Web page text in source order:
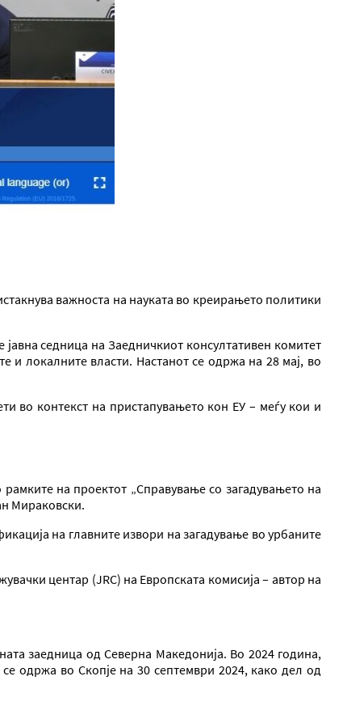
важноста на науката во креирањето политики
седница на Заедничкиот консултативен комитет
и локалните власти. Настанот се одржа на 28 мај, во
во контекст на пристапувањето кон ЕУ – меѓу кои и
на проектот „Справување со загадувањето на
Мираковски.
на главните извори на загадување во урбаните
центар (JRC) на Европската комисија – автор на
заедница од Северна Македонија. Во 2024 година,
одржа во Скопје на 30 септември 2024, како дел од